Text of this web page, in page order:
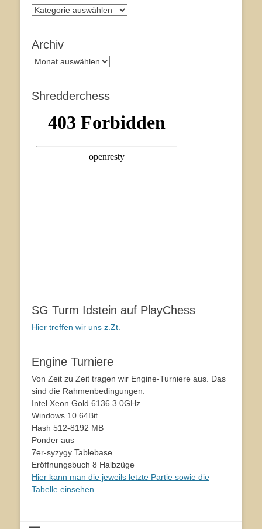
Kategorien
Archiv
Archiv
Shredderchess
SG Turm Idstein auf PlayChess
Hier treffen wir uns z.Zt.
Engine Turniere
Von Zeit zu Zeit tragen wir Engine-Turniere aus. Das
sind die Rahmenbedingungen:
Intel Xeon Gold 6136 3.0GHz
Windows 10 64Bit
Hash 512-8192 MB
Ponder aus
7er-syzygy Tablebase
Eröffnungsbuch 8 Halbzüge
Hier kann man die jeweils letzte Partie sowie die
Tabelle einsehen.